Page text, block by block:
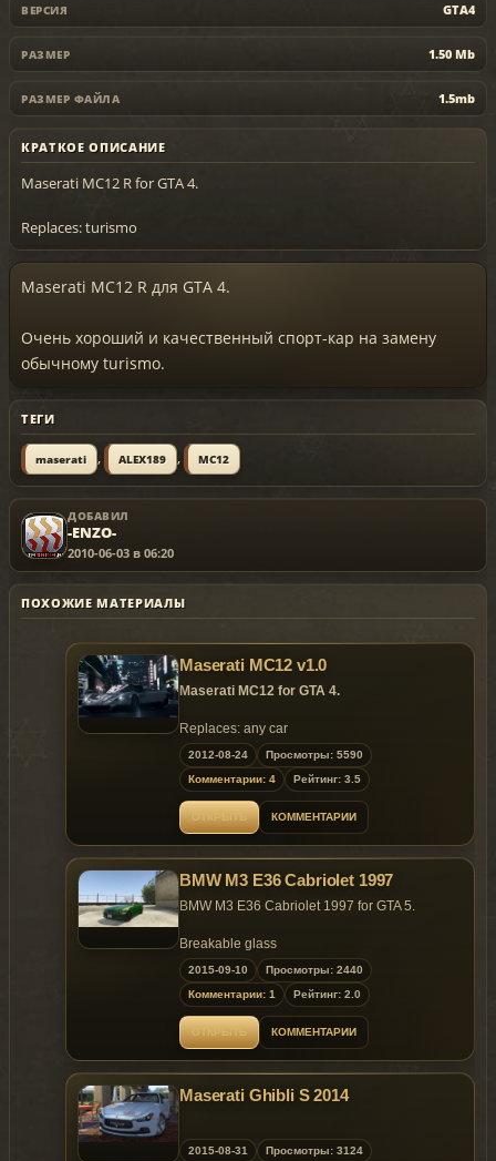
ВЕРСИЯ GTA4
РАЗМЕР 1.50 Mb
РАЗМЕР ФАЙЛА 1.5mb
КРАТКОЕ ОПИСАНИЕ
Maserati MC12 R for GTA 4.
Replaces: turismo
Maserati MC12 R для GTA 4.
Очень хороший и качественный спорт-кар на замену
обычному turismo.
ТЕГИ
maserati , ALEX189 , MC12
ДОБАВИЛ
-ENZO-
2010-06-03 в 06:20
ПОХОЖИЕ МАТЕРИАЛЫ
Maserati MC12 v1.0
Maserati MC12 for GTA 4.
Replaces: any car
2012-08-24
Просмотры: 5590
Комментарии: 4
Рейтинг: 3.5
КОММЕНТАРИИ
BMW M3 E36 Cabriolet 1997
BMW M3 E36 Cabriolet 1997 for GTA 5.
Breakable glass
No bullet inpact on some part
Credits:
baba0rum louping0 & SamuelT | alex189
Installation:
Sentinel files:
Handling.meta (or a least center of mass of the
2015-09-10
Просмотры: 2440
Комментарии: 1
Рейтинг: 2.0
КОММЕНТАРИИ
Maserati Ghibli S 2014
2015-08-31
Просмотры: 3124